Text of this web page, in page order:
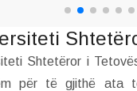
Shtetëror i
për të gjithë ata